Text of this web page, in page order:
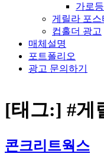
가로
게릴라 포스
컵홀더 광고
매체설명
포트폴리오
광고 문의하기
대학교 포스터 광고
대학교 현수막 광고
아파트 광고
아파트 게시판 광고
[태그:] #게
콘크리트웍스